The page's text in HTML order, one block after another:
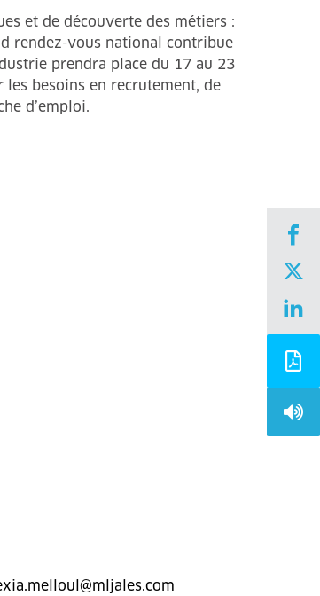
et de découverte des métiers :
rendez-vous national contribue
prendra place du 17 au 23
besoins en recrutement, de
d’emploi.